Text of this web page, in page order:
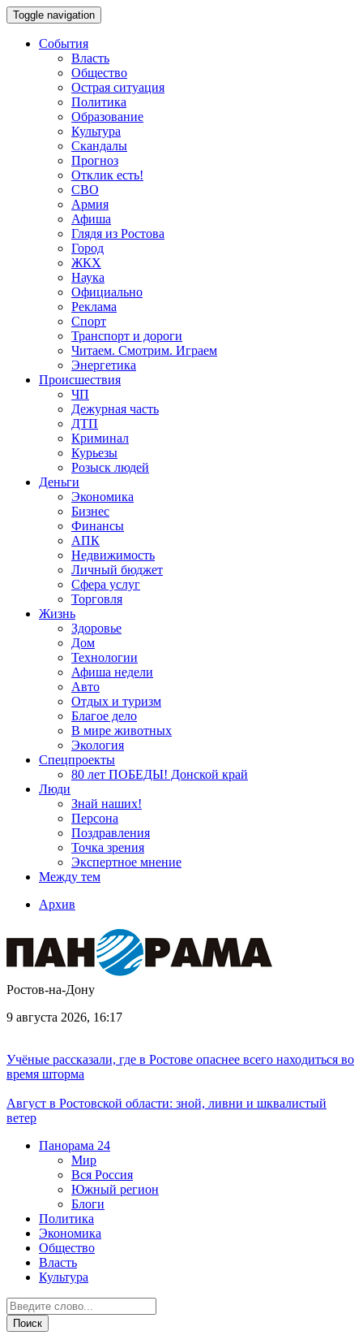
Toggle navigation
События
Власть
Общество
Острая ситуация
Политика
Образование
Культура
Скандалы
Прогноз
Отклик есть!
СВО
Армия
Афиша
Глядя из Ростова
Город
ЖКХ
Наука
Официально
Реклама
Спорт
Транспорт и дороги
Читаем. Смотрим. Играем
Энергетика
Происшествия
ЧП
Дежурная часть
ДТП
Криминал
Курьезы
Розыск людей
Деньги
Экономика
Бизнес
Финансы
АПК
Недвижимость
Личный бюджет
Сфера услуг
Торговля
Жизнь
Здоровье
Дом
Технологии
Афиша недели
Авто
Отдых и туризм
Благое дело
В мире животных
Экология
Спецпроекты
80 лет ПОБЕДЫ! Донской край
Люди
Знай наших!
Персона
Поздравления
Точка зрения
Экспертное мнение
Между тем
Архив
Ростов-на-Дону
9 августа 2026, 16:17
Учёные рассказали, где в Ростове опаснее всего находиться во
время шторма
Август в Ростовской области: зной, ливни и шквалистый
ветер
Панорама 24
Мир
Вся Россия
Южный регион
Блоги
Политика
Экономика
Общество
Власть
Культура